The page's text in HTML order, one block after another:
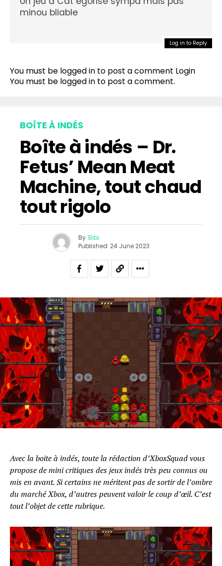
minou bliable
Log in to Reply
You must be logged in to post a comment Login
You must be logged in to post a comment.
BOÎTE À INDÉS
Boîte à indés – Dr.
Fetus’ Mean Meat
Machine, tout chaud
tout rigolo
By Bibi
Published 24 June 2023
Avec la boite à indés, toute la rédaction d’XboxSquad vous
propose de mini critiques des jeux indés très peu connus ou
mis en avant. Si certains ne méritent pas de sortir de l’ombre
du marché Xbox, d’autres peuvent valoir le coup d’œil. C’est
tout l’objet de cette rubrique.